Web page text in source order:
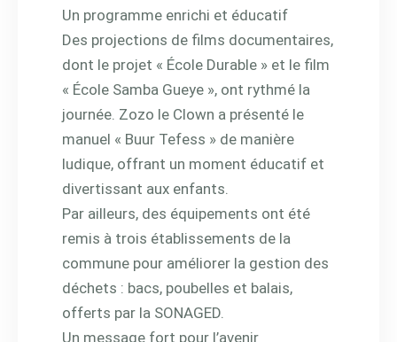
Un programme enrichi et éducatif
Des projections de films documentaires,
dont le projet « École Durable » et le film
« École Samba Gueye », ont rythmé la
journée. Zozo le Clown a présenté le
manuel « Buur Tefess » de manière
ludique, offrant un moment éducatif et
divertissant aux enfants.
Par ailleurs, des équipements ont été
remis à trois établissements de la
commune pour améliorer la gestion des
déchets : bacs, poubelles et balais,
offerts par la SONAGED.
Un message fort pour l’avenir